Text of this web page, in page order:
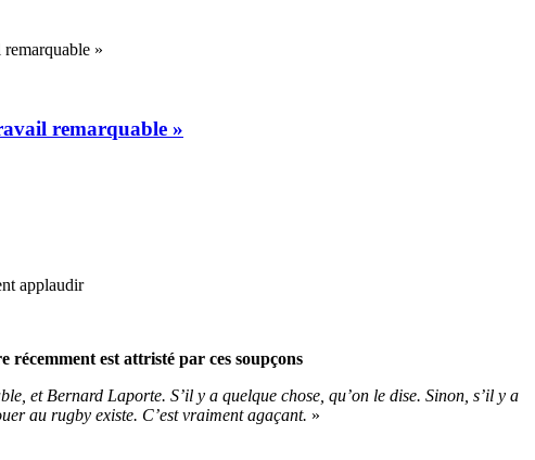
»
remarquable »
applaudir
récemment est attristé par ces soupçons
et Bernard Laporte. S’il y a quelque chose, qu’on le dise. Sinon, s’il y a
au rugby existe. C’est vraiment agaçant. »